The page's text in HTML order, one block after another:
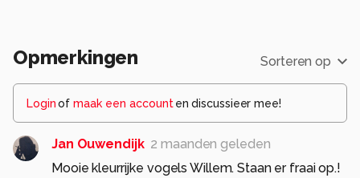
Opmerkingen Sorteren op
Loginof maak een account en discussieer mee!
Jan Ouwendijk 2 maanden geleden
Mooie kleurrijke vogels Willem. Staan er fraai op.!